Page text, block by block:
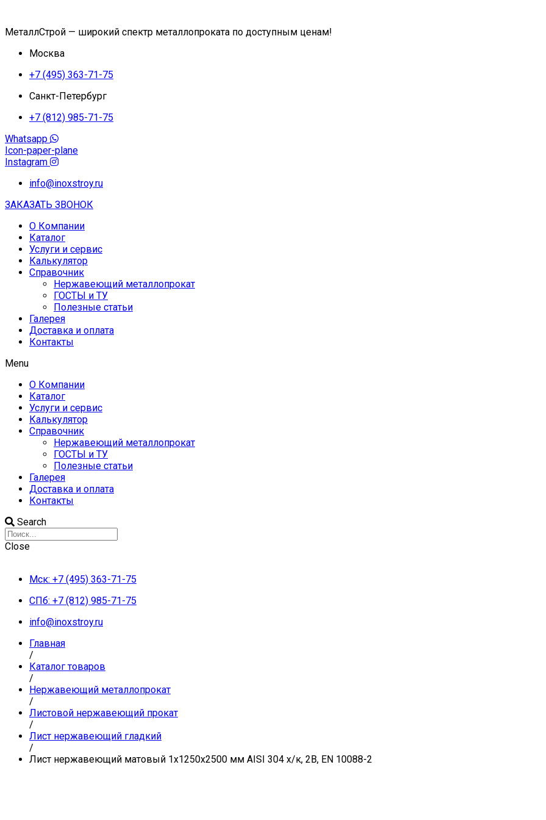
МеталлСтрой — широкий спектр металлопроката по доступным ценам!
Москва
+7 (495) 363-71-75
Санкт-Петербург
+7 (812) 985-71-75
Whatsapp
Icon-paper-plane
Instagram
info@inoxstroy.ru
ЗАКАЗАТЬ ЗВОНОК
О Компании
Каталог
Услуги и сервис
Калькулятор
Справочник
Нержавеющий металлопрокат
ГОСТЫ и ТУ
Полезные статьи
Галерея
Доставка и оплата
Контакты
Menu
О Компании
Каталог
Услуги и сервис
Калькулятор
Справочник
Нержавеющий металлопрокат
ГОСТЫ и ТУ
Полезные статьи
Галерея
Доставка и оплата
Контакты
Search
Close
Мск: +7 (495) 363-71-75
СПб: +7 (812) 985-71-75
info@inoxstroy.ru
Главная
/
Каталог товаров
/
Нержавеющий металлопрокат
/
Листовой нержавеющий прокат
/
Лист нержавеющий гладкий
/
Лист нержавеющий матовый 1х1250х2500 мм AISI 304 х/к, 2B, EN 10088-2